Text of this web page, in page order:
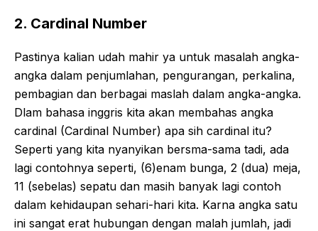
2. Cardinal Number
Pastinya kalian udah mahir ya untuk masalah angka-
angka dalam penjumlahan, pengurangan, perkalina,
pembagian dan berbagai maslah dalam angka-angka.
Dlam bahasa inggris kita akan membahas angka
cardinal (Cardinal Number) apa sih cardinal itu?
Seperti yang kita nyanyikan bersma-sama tadi, ada
lagi contohnya seperti, (6)enam bunga, 2 (dua) meja,
11 (sebelas) sepatu dan masih banyak lagi contoh
dalam kehidaupan sehari-hari kita. Karna angka satu
ini sangat erat hubungan dengan malah jumlah, jadi